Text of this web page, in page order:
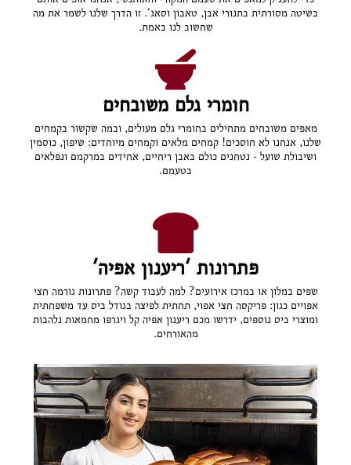
בשיטה מסורתית בתנורי אבן, טאבון וסאג'. זו הדרך שלנו לשמר את מה
שחשוב לנו באמת.
חומרי גלם משובחים
מאפים משובחים מתחילים בחומרי גלם מעולים, ובמה שקשור בקמחים
שלנו, אנחנו לא חוסכים! קמחים מלאים וקמחים מיוחדים: שיפון, כוסמין
ושיבולת שועל - נטחנים כולם באבן ריחיים, אחידים במרקמם ונפלאים
בטעמם.
פתרונות 'ריענון אפיה'
שפים במלון או במרכז אירועים? למה לעבוד קשה? פתרונות גורמה חצי
אפויים כגון: פריקסה חצי אפוי, תחתית לפיצה בגודל ביס עד משפחתית
ומוצרי ביס נוספים, ידרשו מכם ריענון אפיה קל ויגרפו מחמאות נלהבות
מהאורחים.